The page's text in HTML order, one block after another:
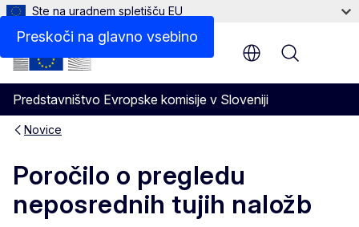
Preskoči na glavno vsebino
Ste na uradnem spletišču EU
Predstavništvo Evropske komisije v Sloveniji
Menu
Novice
Poročilo o pregledu
neposrednih tujih naložb